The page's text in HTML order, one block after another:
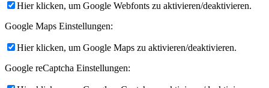
Hier klicken, um Google Webfonts zu aktivieren/deaktivieren.
Google Maps Einstellungen:
Hier klicken, um Google Maps zu aktivieren/deaktivieren.
Google reCaptcha Einstellungen: